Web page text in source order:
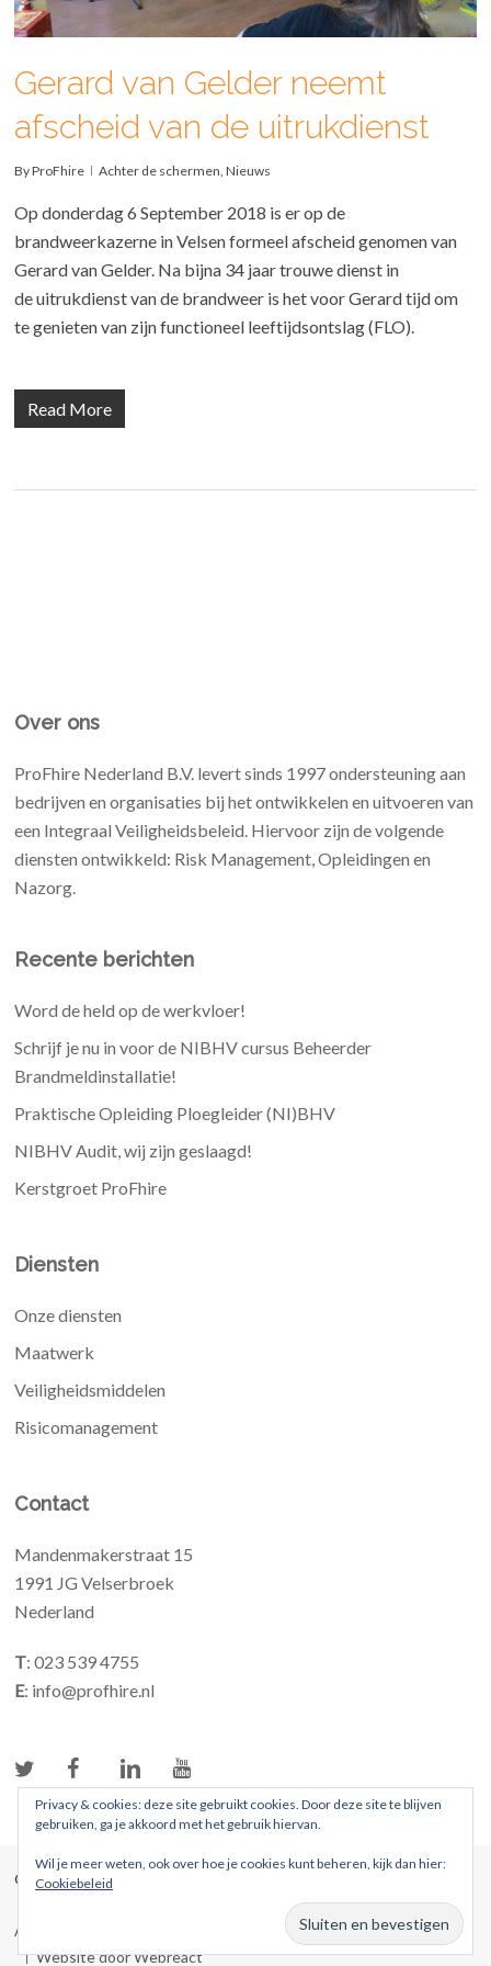
Gerard van Gelder neemt
afscheid van de uitrukdienst
ByProFhire Achter de schermen ,Nieuws
Op donderdag 6 September 2018 is er op de
brandweerkazerne in Velsen formeel afscheid genomen van
Gerard van Gelder. Na bijna 34 jaar trouwe dienst in
de uitrukdienst van de brandweer is het voor Gerard tijd om
te genieten van zijn functioneel leeftijdsontslag (FLO).
Read More
Over ons
ProFhire Nederland B.V. levert sinds 1997 ondersteuning aan
bedrijven en organisaties bij het ontwikkelen en uitvoeren van
een Integraal Veiligheidsbeleid. Hiervoor zijn de volgende
diensten ontwikkeld: Risk Management, Opleidingen en
Nazorg.
Recente berichten
Word de held op de werkvloer!
Schrijf je nu in voor de NIBHV cursus Beheerder
Brandmeldinstallatie!
Praktische Opleiding Ploegleider (NI)BHV
NIBHV Audit, wij zijn geslaagd!
Kerstgroet ProFhire
Diensten
Onze diensten
Maatwerk
Veiligheidsmiddelen
Risicomanagement
Contact
Mandenmakerstraat 15
1991 JG Velserbroek
Nederland
T: 023 539 4755
E: info@profhire.nl
© 2026 ProFhire. Alle rechten voorbehouden
Algemene voorwaarden
Privacybeleid
Website door Webreact
Privacy & cookies: deze site gebruikt cookies. Door deze site te blijven
gebruiken, ga je akkoord met het gebruik hiervan.
Wil je meer weten, ook over hoe je cookies kunt beheren, kijk dan hier:
Cookiebeleid